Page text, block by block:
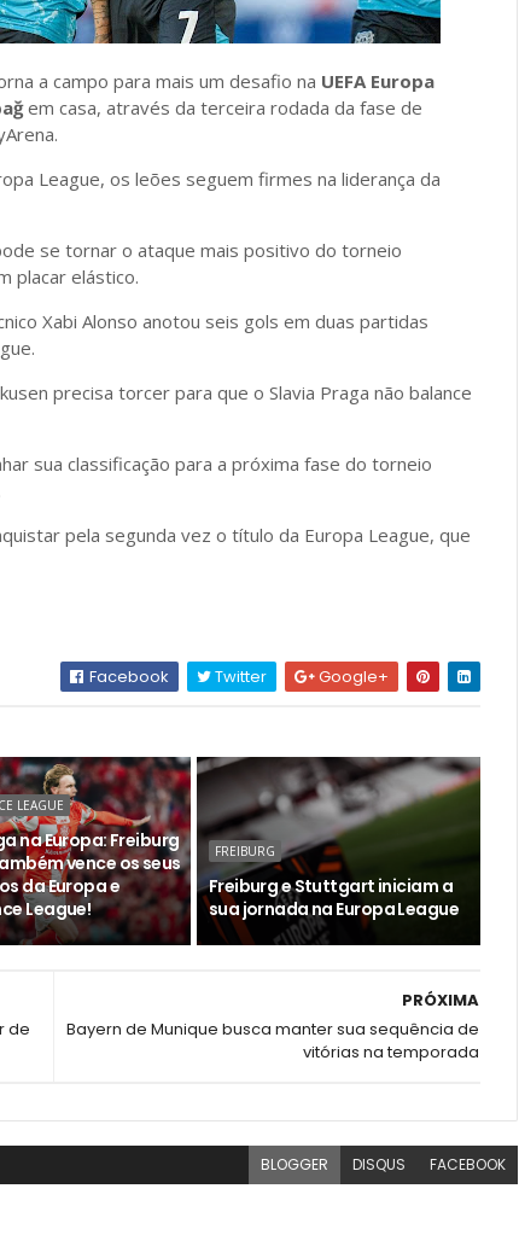
a campo para mais um desafio na UEFA Europa
em casa, através da terceira rodada da fase de
League, os leões seguem firmes na liderança da
se tornar o ataque mais positivo do torneio
placar elástico.
Xabi Alonso anotou seis gols em duas partidas
precisa torcer para que o Slavia Praga não balance
sua classificação para a próxima fase do torneio
pela segunda vez o título da Europa League, que
Facebook Twitter Google+
LEAGUE
na Europa: Freiburg
vence os seus
da Europa e
League!
FREIBURG
Freiburg e Stuttgart iniciam a
sua jornada na Europa League
PRÓXIMA
Bayern de Munique busca manter sua sequência de
vitórias na temporada
de
BLOGGER DISQUS FACEBOOK